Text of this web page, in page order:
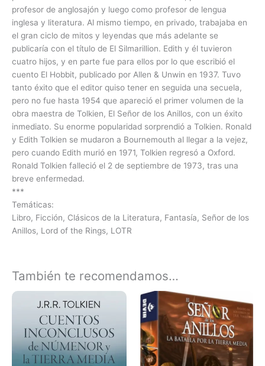
profesor de anglosajón y luego como profesor de lengua
inglesa y literatura. Al mismo tiempo, en privado, trabajaba en
el gran ciclo de mitos y leyendas que más adelante se
publicaría con el título de El Silmarillion. Edith y él tuvieron
cuatro hijos, y en parte fue para ellos por lo que escribió el
cuento El Hobbit, publicado por Allen & Unwin en 1937. Tuvo
tanto éxito que el editor quiso tener en seguida una secuela,
pero no fue hasta 1954 que apareció el primer volumen de la
obra maestra de Tolkien, El Señor de los Anillos, con un éxito
inmediato. Su enorme popularidad sorprendió a Tolkien. Ronald
y Edith Tolkien se mudaron a Bournemouth al llegar a la vejez,
pero cuando Edith murió en 1971, Tolkien regresó a Oxford.
Ronald Tolkien falleció el 2 de septiembre de 1973, tras una
breve enfermedad.
***
Temáticas:
Libro, Ficción, Clásicos de la Literatura, Fantasía, Señor de los
Anillos, Lord of the Rings, LOTR
También te recomendamos…